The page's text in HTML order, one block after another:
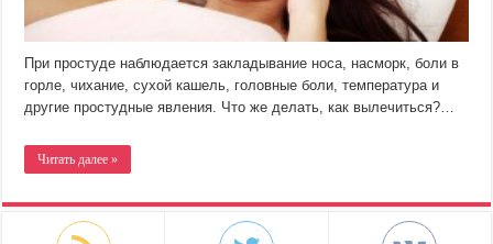
При простуде наблюдается закладывание носа, насморк, боли в
горле, чихание, сухой кашель, головные боли, температура и
другие простудные явления. Что же делать, как вылечиться?…
Читать далее »